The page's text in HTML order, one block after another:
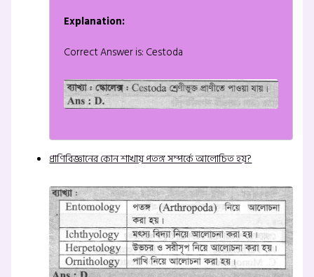
Explanation:
Correct Answer is: Cestoda
প্রাণিবিজ্ঞানের কোন শাখায় পতঙ্গ সম্পর্কে আলোচিত হয়?